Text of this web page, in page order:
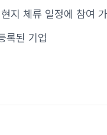
지 체류 일정에 참여
록된 기업